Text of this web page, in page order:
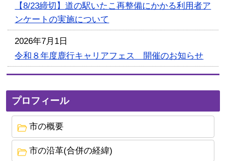
【8/23締切】道の駅いたこ再整備にかかる利用者ア
ンケートの実施について
2026年7月1日
令和８年度鹿行キャリアフェス 開催のお知らせ
2026年6月9日
(仮称)潮来市総合運動公園あり方検討業務報告書
（概要版）について
2026年4月22日
鹿島アントラーズクラブハウスの潮来市移転に係
る検討開始について
プロフィール
市の概要
市の沿革(合併の経緯)